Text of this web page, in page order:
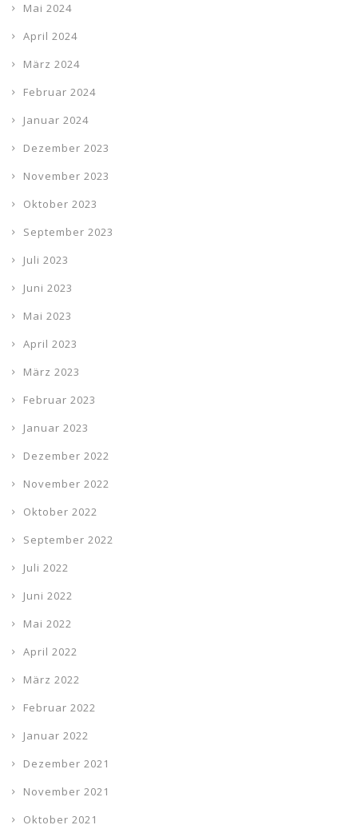
Mai 2024
April 2024
März 2024
Februar 2024
Januar 2024
Dezember 2023
November 2023
Oktober 2023
September 2023
Juli 2023
Juni 2023
Mai 2023
April 2023
März 2023
Februar 2023
Januar 2023
Dezember 2022
November 2022
Oktober 2022
September 2022
Juli 2022
Juni 2022
Mai 2022
April 2022
März 2022
Februar 2022
Januar 2022
Dezember 2021
November 2021
Oktober 2021